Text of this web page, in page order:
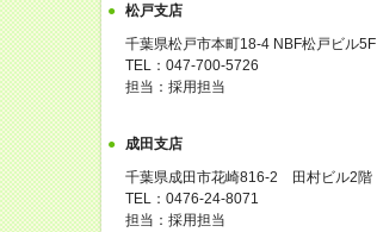
松戸支店
千葉県松戸市本町18-4 NBF松戸ビル5F
TEL：047-700-5726
担当：採用担当
成田支店
千葉県成田市花崎816-2 田村ビル2階
TEL：0476-24-8071
担当：採用担当